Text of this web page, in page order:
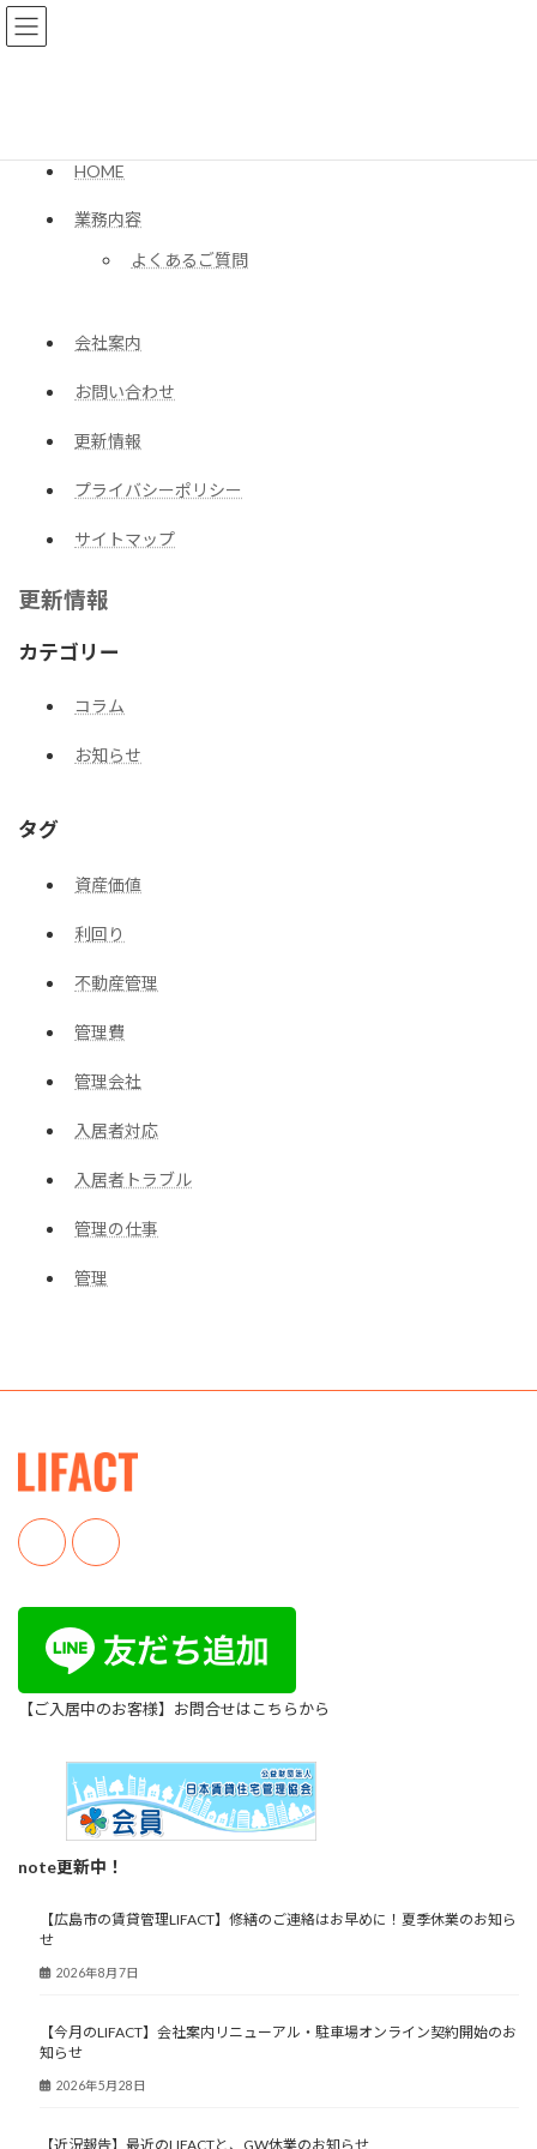
コ
ン
ス
ナ
ビ
ン
HOME
業務内容
よくあるご質問
会社案内
お問い合わせ
更新情報
プライバシーポリシー
サイトマップ
更新情報
カテゴリー
コラム
お知らせ
タグ
資産価値
利回り
不動産管理
管理費
管理会社
入居者対応
入居者トラブル
管理の仕事
管理
【ご入居中のお客様】 お問合せはこちらから
note更新中！
【広島市の賃貸管理LIFACT】修繕のご連絡はお早めに！夏季休業のお知ら
せ
2026年8月7日
【今月のLIFACT】会社案内リニューアル・駐車場オンライン契約開始のお
知らせ
2026年5月28日
【近況報告】最近のLIFACTと、GW休業のお知らせ